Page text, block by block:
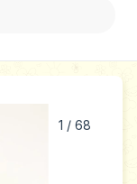
1 / 68